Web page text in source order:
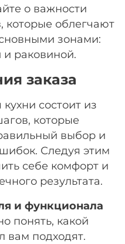
о важности
которые облегчают
зонами:
и раковиной.
заказа
состоит из
которые
выбор и
Следуя этим
себе комфорт и
результата.
и функционала
понять, какой
вам подходят.